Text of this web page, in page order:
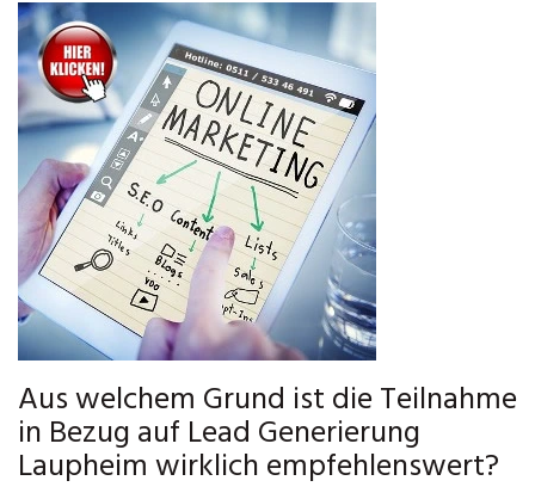
Aus welchem Grund ist die Teilnahme
in Bezug auf Lead Generierung
Laupheim wirklich empfehlenswert?